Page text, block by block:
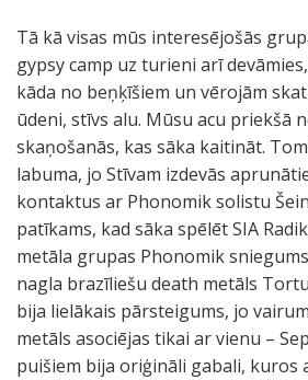
Tā kā visas mūs interesējošās
gypsy camp uz turieni arī
kāda no beņķīšiem un vērojām
ūdeni, stīvs alu. Mūsu acu priekšā
skaņošanās, kas sāka kaitināt.
labuma, jo Stīvam izdevās
kontaktus ar Phonomik solistu
patīkams, kad sāka spēlēt SIA
metāla grupas Phonomik
nagla brazīliešu death metāls
bija lielākais pārsteigums, jo
metāls asociējas tikai ar vienu –
puišiem bija oriģināli gabali, kuros